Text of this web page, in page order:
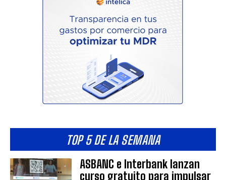
TOP 5 DE LA SEMANA
ASBANC e Interbank lanzan
curso gratuito para impulsar